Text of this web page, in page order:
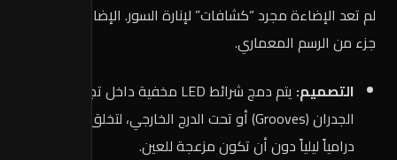
لم تعد الإضاءة مجرد “كشافات” لإنارة السور. الإضاءة الآن هي
جزء من الرسم المعماري.
التصميم:
يتم دمج شرائط LED مخفية داخل تجاويف
الجدران (Grooves) أو تحت الدرج الخارجي، لتخلق مشهداً
درامياً ليلياً دون أن تكون مزعجة للعين.